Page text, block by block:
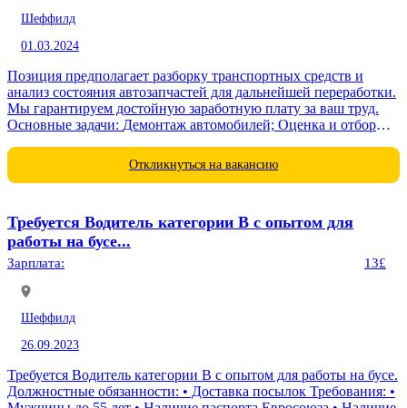
Шеффилд
01.03.2024
Позиция предполагает разборку транспортных средств и
анализ состояния автозапчастей для дальнейшей переработки.
Мы гарантируем достойную заработную плату за ваш труд.
Основные задачи: Демонтаж автомобилей; Оценка и отбор
Требования...
Откликнуться на вакансию
Требуется Водитель категории В с опытом для
работы на бусе...
Зарплата: 13£
Шеффилд
26.09.2023
Требуется Водитель категории В с опытом для работы на бусе.
Должностные обязанности: • Доставка посылок Требования: •